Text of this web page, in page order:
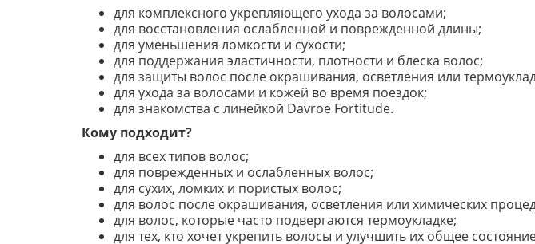
для комплексного укрепляющего ухода за волосами;
для восстановления ослабленной и поврежденной длины;
для уменьшения ломкости и сухости;
для поддержания эластичности, плотности и блеска волос;
для защиты волос после окрашивания, осветления или
для ухода за волосами и кожей во время поездок;
для знакомства с линейкой Davroe Fortitude.
Кому подходит?
для всех типов волос;
для поврежденных и ослабленных волос;
для сухих, ломких и пористых волос;
для волос после окрашивания, осветления или химических
для волос, которые часто подвергаются термоукладке;
для тех, кто хочет укрепить волосы и улучшить их общее